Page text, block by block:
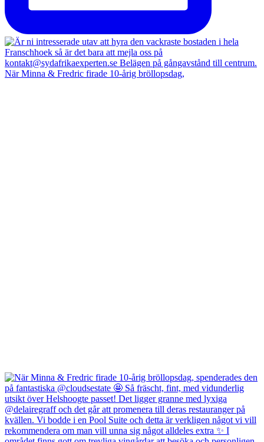
När Minna & Fredric firade 10-årig bröllopsdag,